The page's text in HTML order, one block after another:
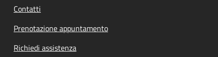
Contatti
Prenotazione appuntamento
Richiedi assistenza